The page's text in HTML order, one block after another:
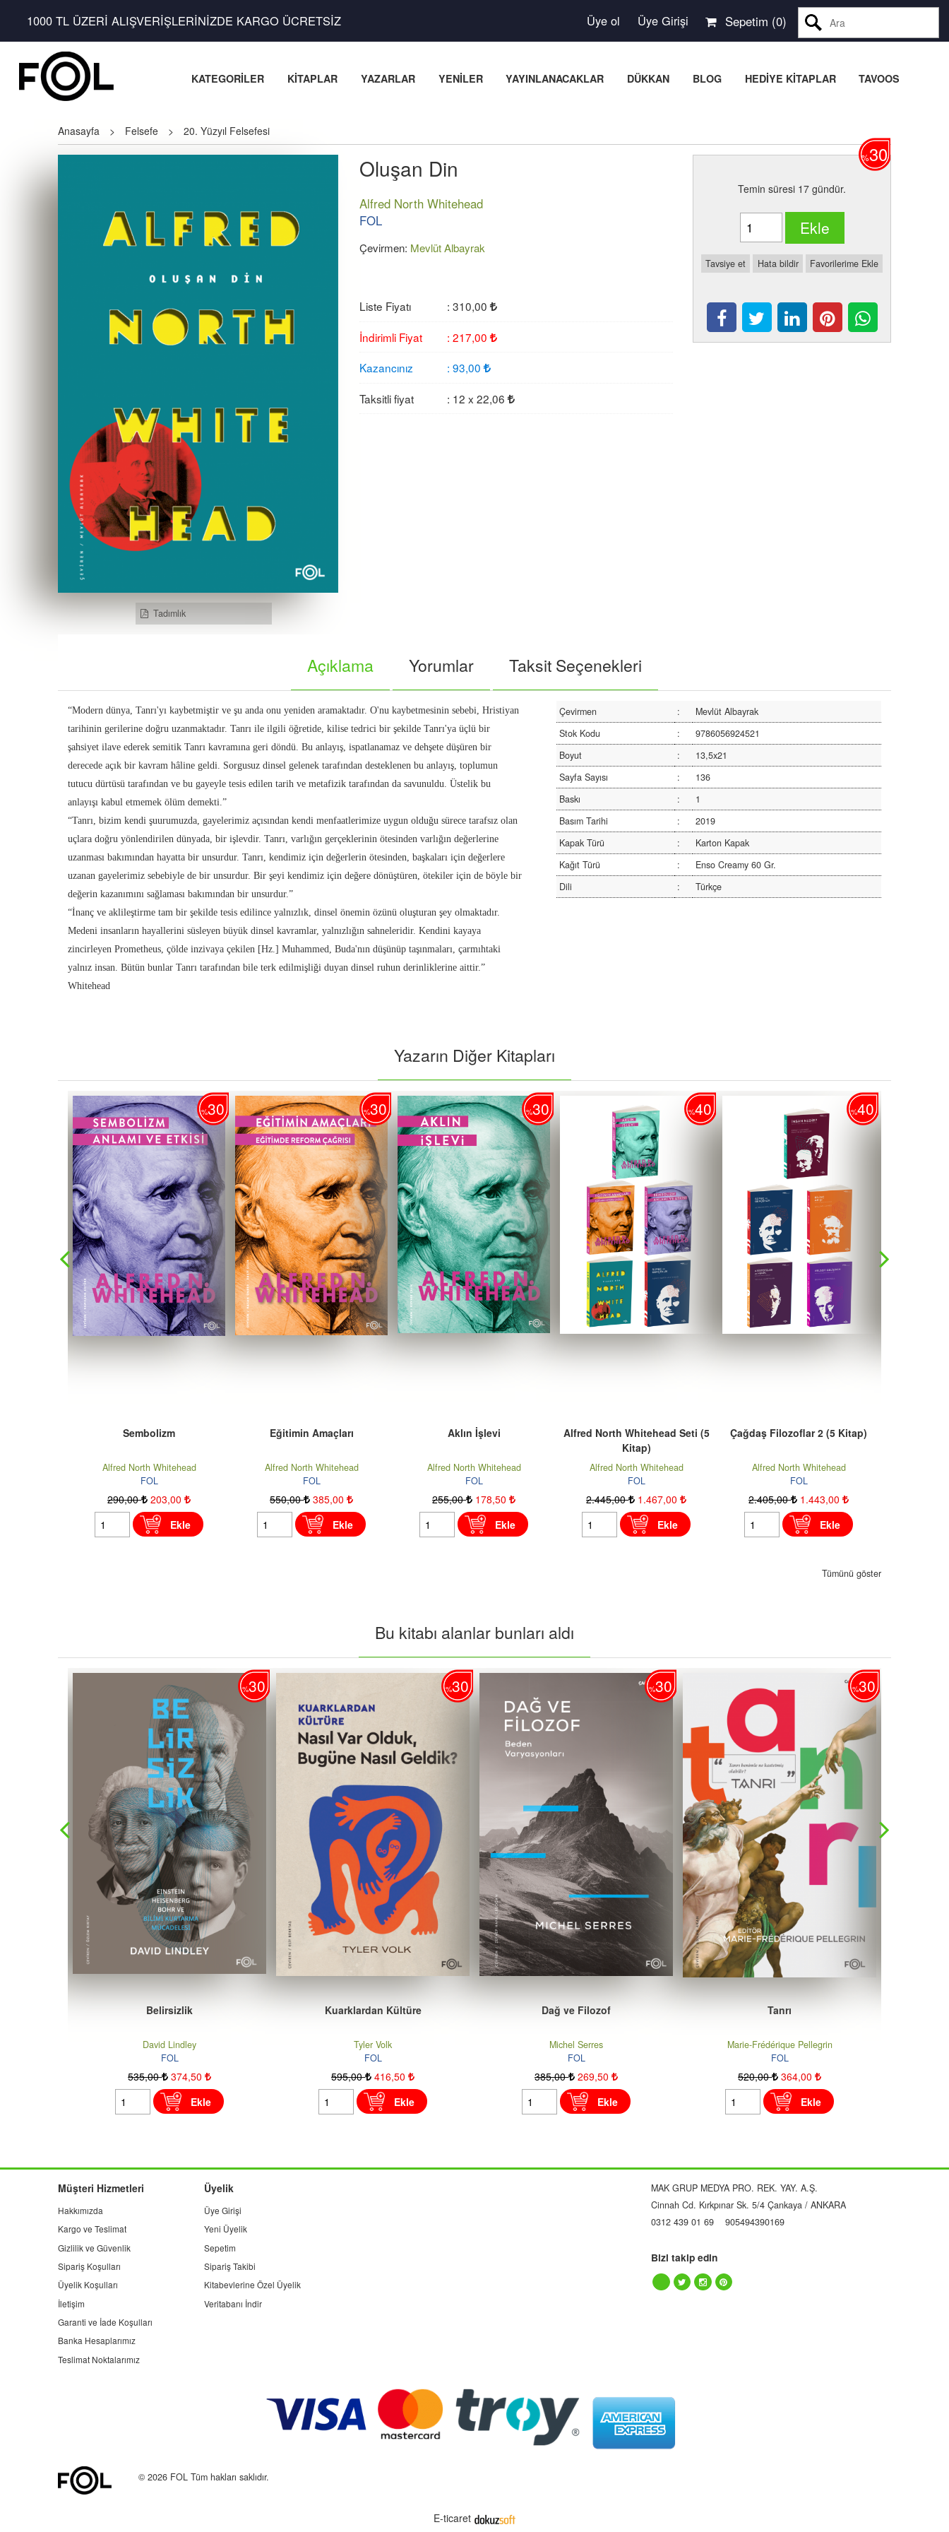
1000 TL ÜZERİ ALIŞVERİŞLERİNİZDE KARGO ÜCRETSİZ Üye ol Üye Girişi Ara
Sepetim (0)
KATEGORİLER KİTAPLAR YAZARLAR YENİLER YAYINLANACAKLAR DÜKKAN BLOG HEDİYE KİTAPLAR TAVOOS
Anasayfa > Felsefe > 20. Yüzyıl Felsefesi
Tadımlık
Oluşan Din
Alfred North Whitehead
FOL
Çevirmen: Mevlüt Albayrak
Liste Fiyatı : 310,00
İndirimli Fiyat
: 217,00
Kazancınız
: 93,00
Taksitli fiyat
: 12 x 22,06
%30
Temin süresi 17 gündür.
Ekle
Tavsiye et Hata bildir Favorilerime Ekle
Açıklama Yorumlar Taksit Seçenekleri
“Modern dünya, Tanrı'yı kaybetmiştir ve şu anda onu yeniden aramaktadır. O'nu kaybetmesinin sebebi, Hristiyan
tarihinin gerilerine doğru uzanmaktadır. Tanrı ile ilgili öğretide, kilise tedrici bir şekilde Tanrı'ya üçlü bir
şahsiyet ilave ederek semitik Tanrı kavramına geri döndü. Bu anlayış, ispatlanamaz ve dehşete düşüren bir
derecede açık bir kavram hâline geldi. Sorgusuz dinsel gelenek tarafından desteklenen bu anlayış, toplumun
tutucu dürtüsü tarafından ve bu gayeyle tesis edilen tarih ve metafizik tarafından da savunuldu. Üstelik bu
anlayışı kabul etmemek ölüm demekti.”
“Tanrı, bizim kendi şuurumuzda, gayelerimiz açısından kendi menfaatlerimize uygun olduğu sürece tarafsız olan
uçlara doğru yönlendirilen dünyada, bir işlevdir. Tanrı, varlığın gerçeklerinin ötesinden varlığın değerlerine
uzanması bakımından hayatta bir unsurdur. Tanrı, kendimiz için değerlerin ötesinden, başkaları için değerlere
uzanan gayelerimiz sebebiyle de bir unsurdur. Bir şeyi kendimiz için değere dönüştüren, ötekiler için de böyle bir
değerin kazanımını sağlaması bakımından bir unsurdur.”
“İnanç ve aklileştirme tam bir şekilde tesis edilince yalnızlık, dinsel önemin özünü oluşturan şey olmaktadır.
Medeni insanların hayallerini süsleyen büyük dinsel kavramlar, yalnızlığın sahneleridir. Kendini kayaya
zincirleyen Prometheus, çölde inzivaya çekilen [Hz.] Muhammed, Buda'nın düşünüp taşınmaları, çarmıhtaki
yalnız insan. Bütün bunlar Tanrı tarafından bile terk edilmişliği duyan dinsel ruhun derinliklerine aittir.”
Whitehead
Çevirmen :
Mevlüt Albayrak
Stok Kodu
:
9786056924521
Boyut
:
13,5x21
Sayfa Sayısı
:
136
Baskı
:
1
Basım Tarihi
:
2019
Kapak Türü
:
Karton Kapak
Kağıt Türü
:
Enso Creamy 60 Gr.
Dili
: Türkçe
Yazarın Diğer Kitapları
%30
Eğitimin Amaçları
Alfred North Whitehead
FOL
550,00 385,00
Ekle
%30
Aklın İşlevi
Alfred North Whitehead
FOL
255,00 178,50
Ekle
%40
Alfred North Whitehead Seti (5
Alfred North Whitehead
FOL
2.445,00 1.467,00
Ekle
%40
Çağdaş Filozoflar 2 (5 Kitap)
Alfred North Whitehead
FOL
2.405,00 1.443,00
Ekle
%30
Süreç ve Gerçeklik
Alfred North Whitehead
FOL
1.040,00 728,00
Ekle
Tümünü göster
Bu kitabı alanlar bunları aldı
%30
Kuarklardan Kültüre
Tyler Volk
FOL
595,00 416,50
Ekle
%30
Dağ ve Filozof
Michel Serres
FOL
385,00 269,50
Ekle
%30
Tanrı
Marie-Frédérique Pellegrin
FOL
520,00 364,00
Ekle
%30
Bellek
Alexandre Abensour
FOL
520,00 364,00
Ekle
Müşteri Hizmetleri
Hakkımızda
Kargo ve Teslimat
Gizlilik ve Güvenlik
Sipariş Koşulları
Üyelik Koşulları
İletişim
Garanti ve İade Koşulları
Banka Hesaplarımız
Teslimat Noktalarımız
Üyelik
Üye Girişi
Yeni Üyelik
Sepetim
Sipariş Takibi
Kitabevlerine Özel Üyelik
Veritabanı İndir
MAK GRUP MEDYA PRO. REK. YAY. A.Ş.
Cinnah Cd. Kırkpınar Sk. 5/4 Çankaya / ANKARA
0312 439 01 69
905494390169
Bizi takip edin
© 2026 FOL Tüm hakları saklıdır.
E-ticaret